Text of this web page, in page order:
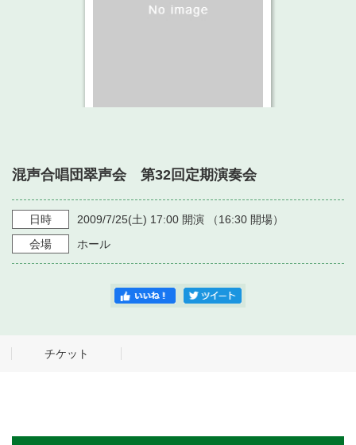
・ 空き状況
・ 抽選対象日
・ 利用料金
・ 音楽堂のご案内
・ フロアマップ
神奈川県立音楽堂
SNS
混声合唱団翠声会 第32回定期演奏会
日時 2009/7/25(土) 17:00 開演 （16:30 開場）
会場
ホール
チケット